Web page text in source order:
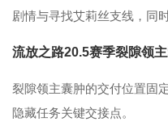
剧情与寻找艾莉丝支线，同
流放之路20.5赛季裂隙领
裂隙领主囊肿的交付位置固
隐藏任务关键交接点。